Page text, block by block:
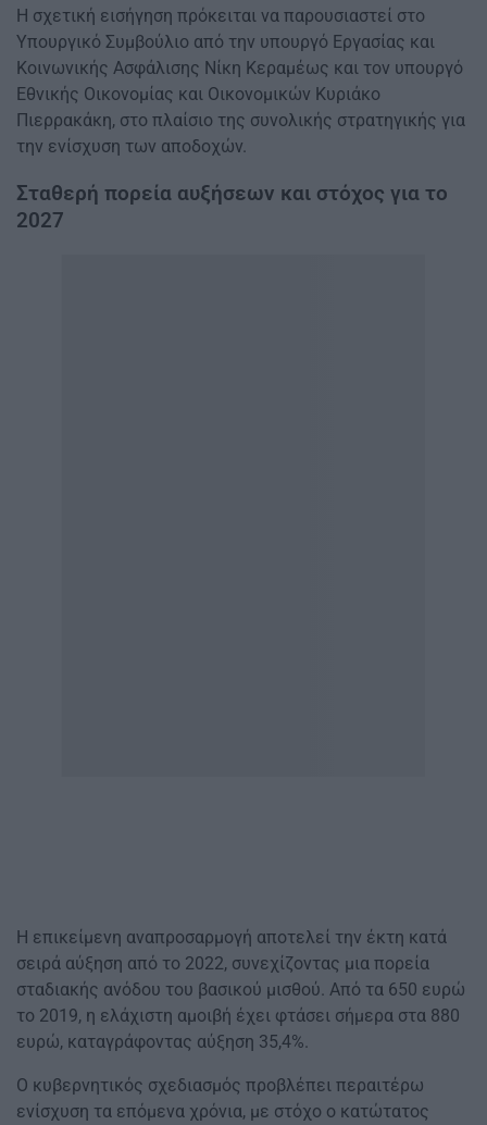
Η σχετική εισήγηση πρόκειται να παρουσιαστεί στο
Υπουργικό Συμβούλιο από την υπουργό Εργασίας και
Κοινωνικής Ασφάλισης Νίκη Κεραμέως και τον υπουργό
Εθνικής Οικονομίας και Οικονομικών Κυριάκο
Πιερρακάκη, στο πλαίσιο της συνολικής στρατηγικής για
την ενίσχυση των αποδοχών.
Σταθερή πορεία αυξήσεων και στόχος για το
2027
Η επικείμενη αναπροσαρμογή αποτελεί την έκτη κατά
σειρά αύξηση από το 2022, συνεχίζοντας μια πορεία
σταδιακής ανόδου του βασικού μισθού. Από τα 650 ευρώ
το 2019, η ελάχιστη αμοιβή έχει φτάσει σήμερα στα 880
ευρώ, καταγράφοντας αύξηση 35,4%.
Ο κυβερνητικός σχεδιασμός προβλέπει περαιτέρω
ενίσχυση τα επόμενα χρόνια, με στόχο ο κατώτατος